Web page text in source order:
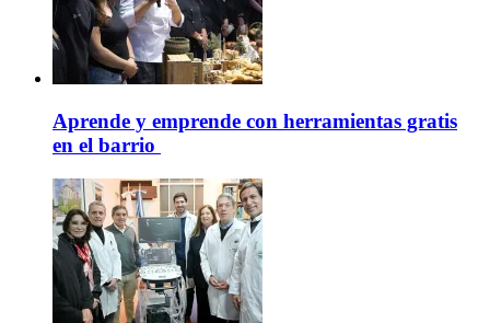
Aprende y emprende con herramientas gratis
en el barrio